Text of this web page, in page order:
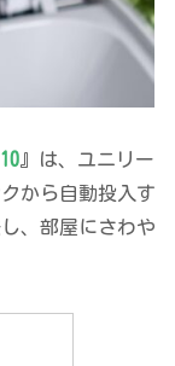
』は、ユニリー
から自動投入す
、部屋にさわや